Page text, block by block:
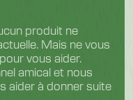
produit ne
Mais ne vous
vous aider.
amical et nous
aider à donner suite